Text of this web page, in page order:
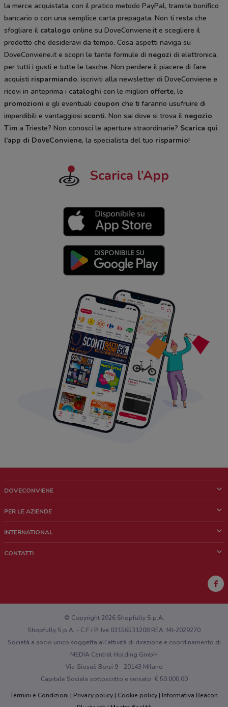
la merce acquistata, con il pratico metodo PayPal, tramite bonifico
bancario o con una semplice carta prepagata. Non ti resta che
sfogliare il catalogo online su DoveConviene.it e scegliere il
prodotto che desideravi da tempo. Cosa aspetti naviga su
DoveConviene.it e scopri le tante formule di negozi di elettronica,
per tutti i gusti e tutte le tasche. Non perdere il piacere di fare
acquisti risparmiando, iscriviti alla newsletter di DoveConviene e
ricevi in anteprima i cataloghi con le migliori offerte, le
promozioni e gli eventuali coupon che ti faranno usufruire di
imperdibili e vantaggiosi sconti. Non sai dove si trova il negozio
Tim a Trieste? Non conosci le aperture straordinarie? Scarica qui
l’app di DoveConviene, la specialista del tuo risparmio!
Scarica l’App
DOVECONVIENE
Chi siamo
Lavora con noi
PER LE AZIENDE
Richieste commerciali e marketing
INTERNATIONAL
CONTATTI
Hai un malfunzionamento sul web o sull'app?
© Copyright 2026 Shopfully S.p.A.
Shopfully S.p.A. - C.F / P. Iva 03156531208 REA: MI-2029270
Società a socio unico soggetta all’attività di direzione e coordinamento di
MEDIA Central Holding GmbH
Via Giosuè Borsi 9 - 20143 Milano
Capitale Sociale sottoscritto e versato: € 50.000,00
Termini e Condizioni
Privacy policy Cookie policy
Informativa Beacon